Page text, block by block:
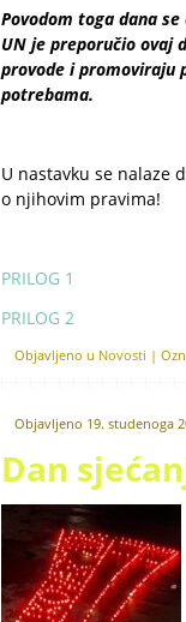
Povodom toga dana
UN je preporučio ovaj
provode i promoviraju
potrebama.
U nastavku se nalaze
o njihovim pravima!
PRILOG 1
PRILOG 2
Objavljeno u Novosti |
Objavljeno 19. studenoga
Dan